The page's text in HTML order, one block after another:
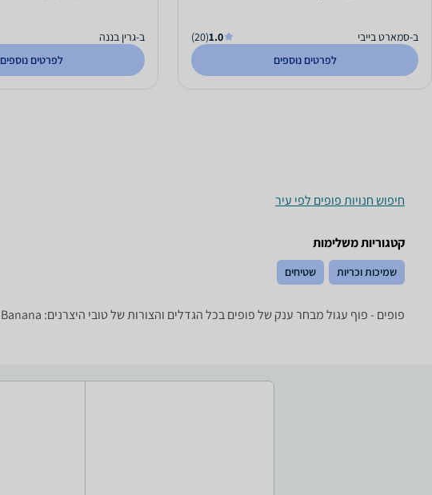
ב-סמארט בייבי 1.0
(20)
לפרטים נוספים
ב-גרין בננה
לפרטים נוספים
חיפוש חנויות פופים לפי עיר
קטגוריות משלימות
שמיכות וכריות שטיחים
פופים - ‏פוף ‏עגול מבחר ענק של פופים בכל הגדלים והצורות של טובי היצרנים: camptown ,Intex, GreenBanana ועוד.